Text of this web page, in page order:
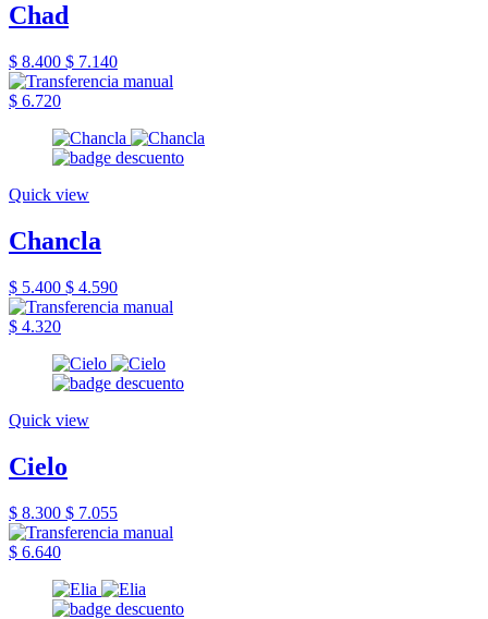
Chad
$ 8.400 $ 7.140
$ 6.720
Quick view
Chancla
$ 5.400 $ 4.590
$ 4.320
Quick view
Cielo
$ 8.300 $ 7.055
$ 6.640